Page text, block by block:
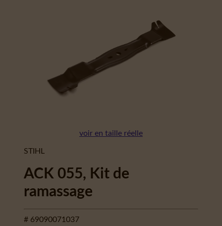
voir en taille réelle
STIHL
ACK 055, Kit de
ramassage
# 69090071037